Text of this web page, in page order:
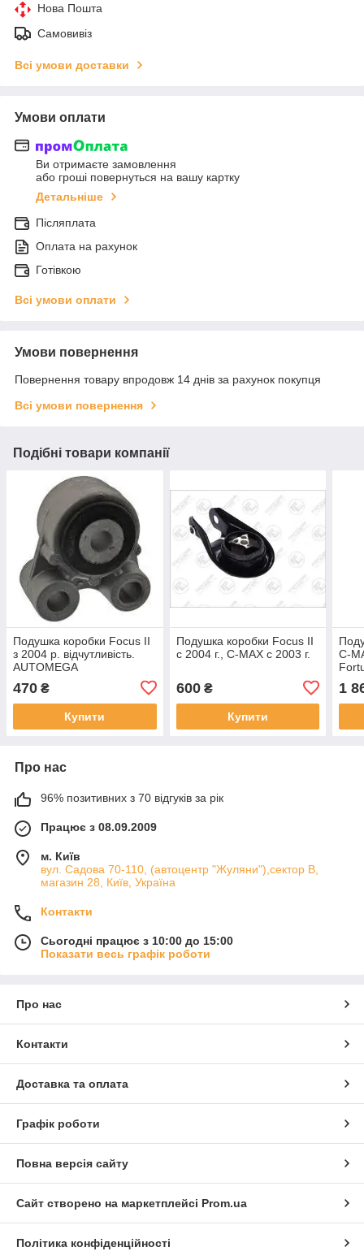
Нова Пошта
Самовивіз
Всі умови доставки
Умови оплати
Ви отримаєте замовлення
або гроші повернуться на вашу картку
Детальніше
Післяплата
Оплата на рахунок
Готівкою
Всі умови оплати
Умови повернення
Повернення товару впродовж 14 днів за рахунок покупця
Всі умови повернення
Подібні товари компанії
Подушка коробки Focus II
з 2004 р. відчутливість.
AUTOMEGA
470 ₴
Купити
Подушка коробки Focus II
с 2004 г., C-MAX с 2003 г.
600₴
Купити
C-
1
Про нас
96% позитивних з 70 відгуків за рік
Працює з 08.09.2009
м. Київ
вул. Садова 70-110, (автоцентр "Жуляни"),сектор В,
магазин 28, Київ, Україна
Контакти
Сьогодні працює з 10:00 до 15:00
Показати весь графік роботи
Про нас
Контакти
Доставка та оплата
Графік роботи
Повна версія сайту
Сайт створено на маркетплейсі Prom.ua
Політика конфіденційності